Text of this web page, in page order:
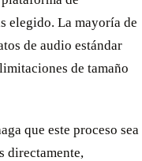
elegido. La mayoría de
de audio estándar
de tamaño
que este proceso sea
directamente,